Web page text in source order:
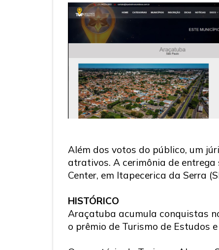
Além dos votos do público, um
atrativos. A cerimônia de
Center, em Itapecerica da Serra
HISTÓRICO
Araçatuba acumula conquistas
o prêmio de Turismo de Estudos